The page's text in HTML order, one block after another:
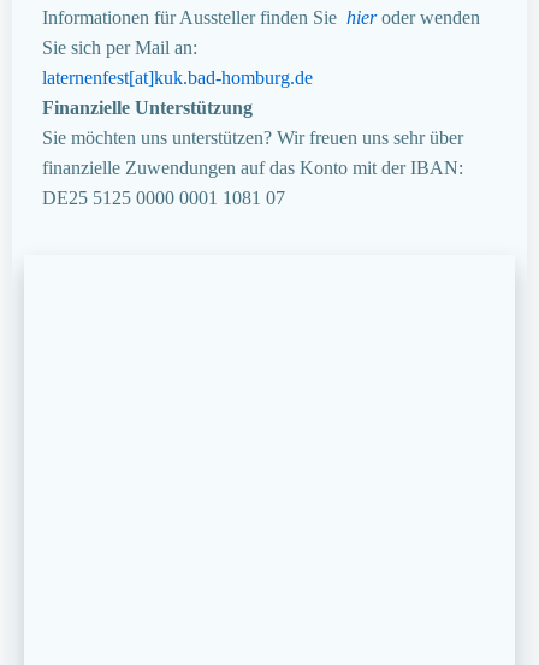
Informationen für Aussteller finden Sie hieroder wenden
Sie sich per Mail an:
laternenfest[at]kuk.bad-homburg.de
Finanzielle Unterstützung
Sie möchten uns unterstützen? Wir freuen uns sehr über
finanzielle Zuwendungen auf das Konto mit der IBAN:
DE25 5125 0000 0001 1081 07